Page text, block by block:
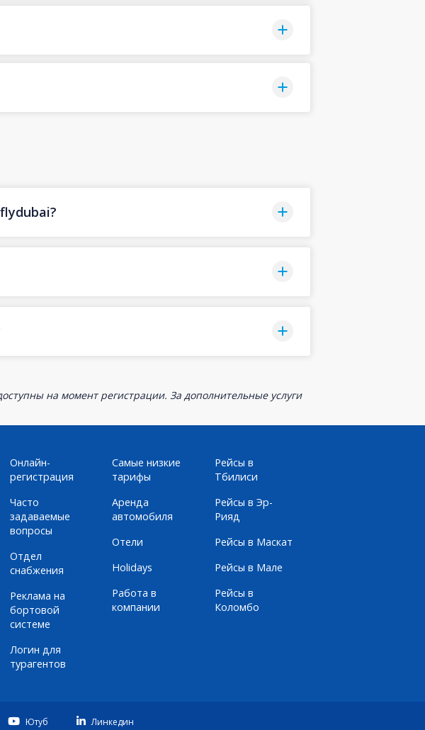
на момент регистрации. За дополнительные услуги
Онлайн-
регистрация
Часто
задаваемые
вопросы
Отдел
снабжения
Реклама на
бортовой
системе
Логин для
турагентов
Самые низкие
тарифы
Аренда
автомобиля
Отели
Holidays
Работа в
компании
Рейсы в
Тбилиси
Рейсы в Эр-
Рияд
Рейсы в Маскат
Рейсы в Мале
Рейсы в
Коломбо
Ютуб Линкедин